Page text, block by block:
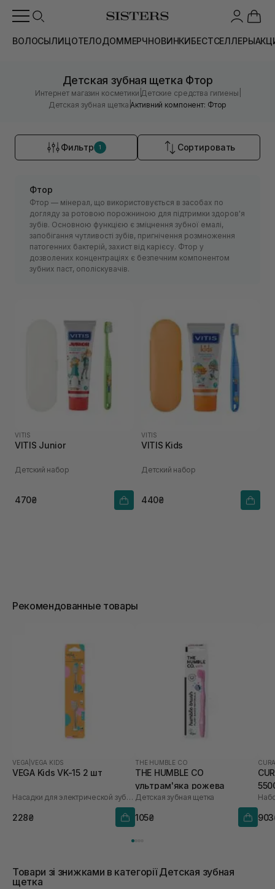
ВОЛОСЫЛИЦОТЕЛОДОММЕРЧНОВИНКИБЕСТСЕЛЛЕРЫ
Детская зубная щетка Фтор
Интернет магазин косметики Детские средства гигиены
Детская зубная щетка |Активний компонент: Фтор
Фильтр 1 Сортировать
Фтор
Фтор — мінерал, що використовується в засобах по
догляду за ротовою порожниною для підтримки здоров'я
зубів. Основною функцією є зміцнення зубної емалі,
запобігання чутливості зубів, пригнічення розмноження
патогенних бактерій, захист від карієсу. Фтор у
дозволених концентраціях є безпечним компонентом
зубних паст, ополіскувачів.
VITIS
VITIS Junior
Детский набор
470₴
VITIS
VITIS Kids
Детский набор
440₴
Рекомендованные товары
VEGA |VEGA KIDS
VEGA Kids VK-15 2 шт
Насадки для электрической зубной щетки
228₴
THE HUMBLE CO
THE HUMBLE CO
ультрам'яка рожева
Детская зубная щетка
105₴
Товари зі знижками в категорії Детская зубная
щетка